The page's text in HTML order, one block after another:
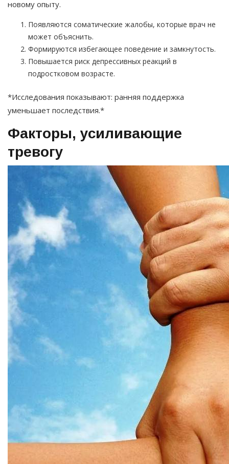
новому опыту.
Появляются соматические жалобы, которые врач не
может объяснить.
Формируются избегающее поведение и замкнутость.
Повышается риск депрессивных реакций в
подростковом возрасте.
*Исследования показывают: ранняя поддержка
уменьшает последствия.*
Факторы, усиливающие
тревогу